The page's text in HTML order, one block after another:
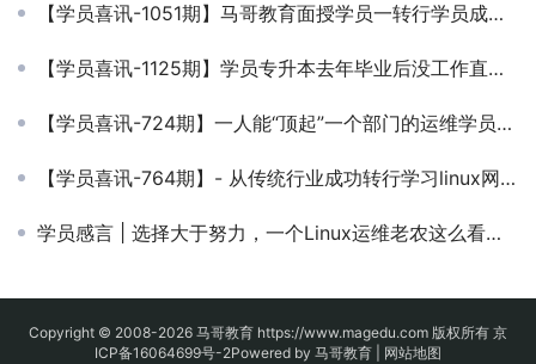
【学员喜讯-1051期】马哥教育面授学员一转行学员成功入职，月薪14k
【学员喜讯-1125期】学员专升本去年毕业后没工作直接来马哥学习的，一举斩获14k offer！
【学员喜讯-724期】一人能“顶起”一个部门的运维学员年薪50W14.5薪！
【学员喜讯-764期】- 从传统行业成功转行学习linux网络班收获18W年薪 ！多努力就有多幸运！
学员感言 | 选择大于努力，一个Linux运维老农这么看学习
Copyright © 2008-2026 马哥教育 https://www.magedu.com 版权所有 京
ICP备16064699号-2Powered by 马哥教育 | 网站地图